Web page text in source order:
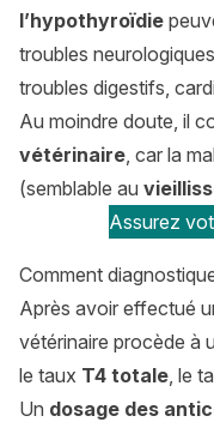
l’hypothyroïdie
troubles
troubles digestifs,
Au moindre doute, il
vétérinaire, car la
(semblable au
Assurez
Comment
Après avoir effectué
vétérinaire procède à
le taux T4 totale, le
Un dosage des